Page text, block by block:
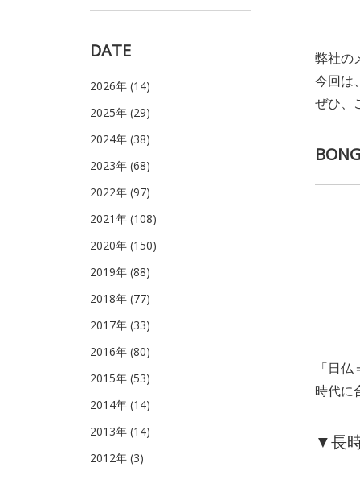
弊社の
今回は
ぜひ、
「日
時代に
▼長
DATE
2026年 (14)
2025年 (29)
2024年 (38)
2023年 (68)
2022年 (97)
2021年 (108)
2020年 (150)
2019年 (88)
2018年 (77)
2017年 (33)
2016年 (80)
2015年 (53)
2014年 (14)
2013年 (14)
2012年 (3)